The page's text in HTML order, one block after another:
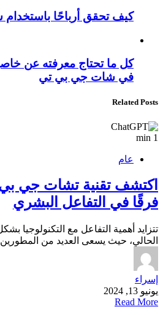
كيف تحقق أرباحًا
كل ما تحتاج معرفته عن
في شات جي بي تي
Related Posts
1 min
عام
اكتشف تقنية تشات جي
فرقًا في التفاعل البشري
تتزايد أهمية التفاعل مع التكنولوجيا
الحالي، حيث يسعى العديد من
إسراء
يونيو 13, 2024
Read More